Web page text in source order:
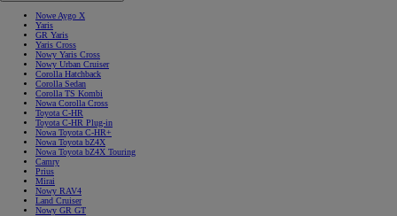
Nowe Aygo X
Yaris
GR Yaris
Yaris Cross
Nowy Yaris Cross
Nowy Urban Cruiser
Corolla Hatchback
Corolla Sedan
Corolla TS Kombi
Nowa Corolla Cross
Toyota C-HR
Toyota C-HR Plug-in
Nowa Toyota C-HR+
Nowa Toyota bZ4X
Nowa Toyota bZ4X Touring
Camry
Prius
Mirai
Nowy RAV4
Land Cruiser
Nowy GR GT